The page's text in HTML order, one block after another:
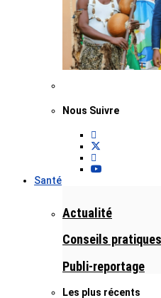
Nous Suivre
Santé
Actualité
Conseils pratiques
Publi-reportage
Les plus récents